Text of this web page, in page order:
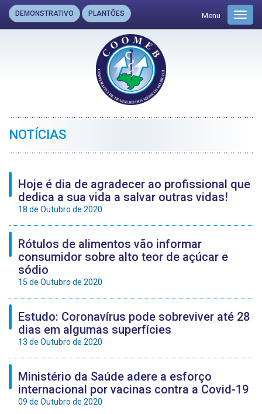
DEMONSTRATIVO PLANTÕES Menu
NOTÍCIAS
Hoje é dia de agradecer ao profissional que
dedica a sua vida a salvar outras vidas!
18 de Outubro de 2020
Rótulos de alimentos vão informar
consumidor sobre alto teor de açúcar e
sódio
15 de Outubro de 2020
Estudo: Coronavírus pode sobreviver até 28
dias em algumas superfícies
13 de Outubro de 2020
Ministério da Saúde adere a esforço
internacional por vacinas contra a Covid-19
09 de Outubro de 2020